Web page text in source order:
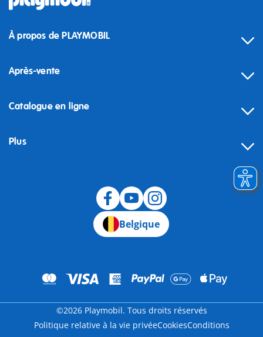
À propos de PLAYMOBIL
Après-vente
Catalogue en ligne
Plus
Belgique
©2026 Playmobil. Tous droits réservés
Politique relative à la vie privéeCookiesConditions